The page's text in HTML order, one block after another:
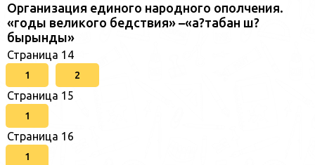
Организация единого народного ополчения.
«годы великого бедствия» –«а?табан ш?
бырынды»
Страница 14
1 2
Страница 15
1
Страница 16
1